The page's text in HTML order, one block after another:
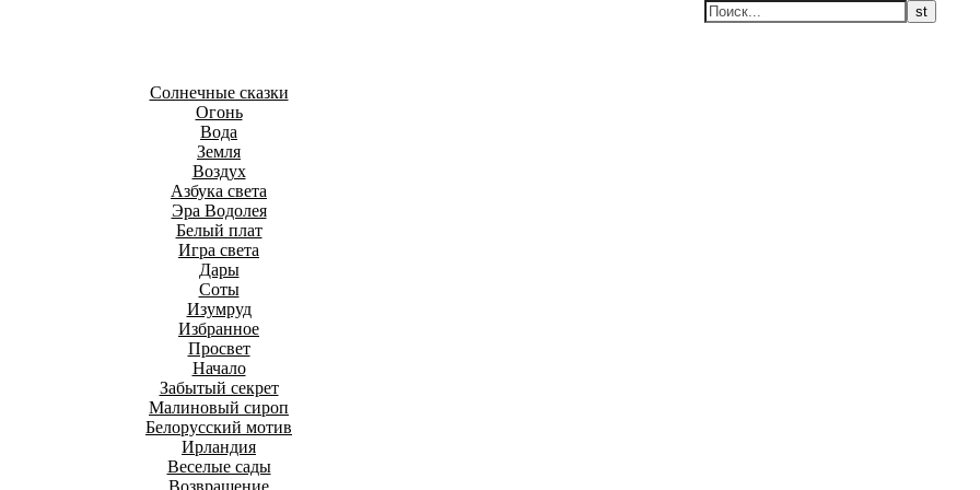
Солнечные сказки
Огонь
Вода
Земля
Воздух
Азбука света
Эра Водолея
Белый плат
Игра света
Дары
Соты
Изумруд
Избранное
Просвет
Начало
Забытый секрет
Малиновый сироп
Белорусский мотив
Ирландия
Веселые сады
Возвращение